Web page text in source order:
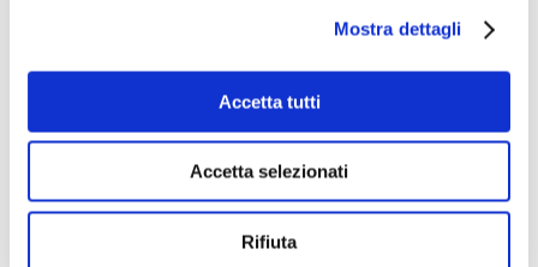
Mostra dettagli
Accetta tutti
Accetta selezionati
Rifiuta
Si svolgerà a PADOVA il 28 - 29 - 30 Settembre
dibattiti, tavole rotonde ma soprattutto tanta voglia
di cultura partecipata. Proprio per questo vi
saranno vari eventi, anche serali, volti a coinvolgere